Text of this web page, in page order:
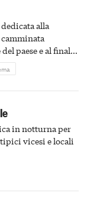
alla
paese e al finale
in notturna per
vicesi e locali